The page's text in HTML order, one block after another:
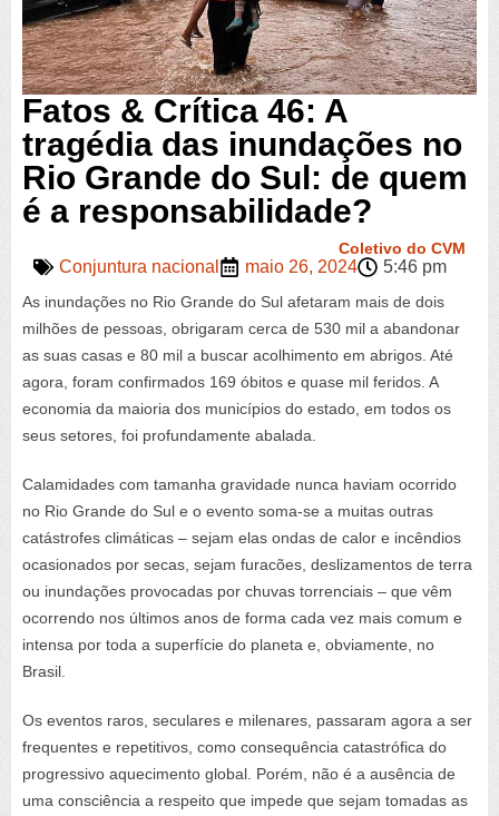
Fatos & Crítica 46: A
tragédia das inundações no
Rio Grande do Sul: de quem
é a responsabilidade?
Coletivo do CVM
Conjuntura nacional maio 26, 2024 5:46 pm
As inundações no Rio Grande do Sul afetaram mais de dois
milhões de pessoas, obrigaram cerca de 530 mil a abandonar
as suas casas e 80 mil a buscar acolhimento em abrigos. Até
agora, foram confirmados 169 óbitos e quase mil feridos. A
economia da maioria dos municípios do estado, em todos os
seus setores, foi profundamente abalada.
Calamidades com tamanha gravidade nunca haviam ocorrido
no Rio Grande do Sul e o evento soma-se a muitas outras
catástrofes climáticas – sejam elas ondas de calor e incêndios
ocasionados por secas, sejam furacões, deslizamentos de terra
ou inundações provocadas por chuvas torrenciais – que vêm
ocorrendo nos últimos anos de forma cada vez mais comum e
intensa por toda a superfície do planeta e, obviamente, no
Brasil.
Os eventos raros, seculares e milenares, passaram agora a ser
frequentes e repetitivos, como consequência catastrófica do
progressivo aquecimento global. Porém, não é a ausência de
uma consciência a respeito que impede que sejam tomadas as